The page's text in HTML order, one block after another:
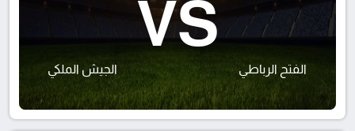
الفتح الرباطي
VS
الجيش الملكي